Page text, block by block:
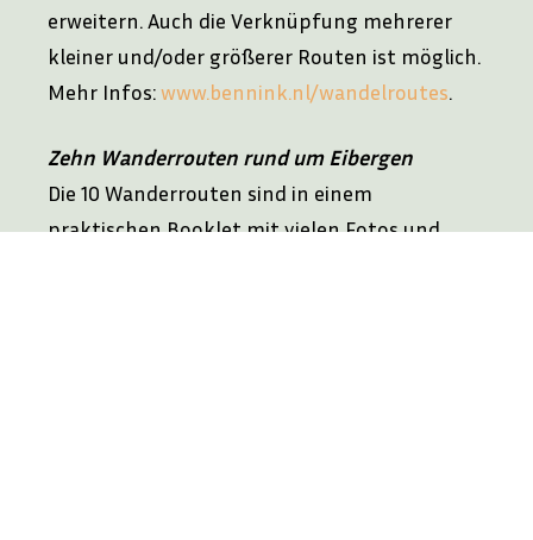
erweitern. Auch die Verknüpfung mehrerer
kleiner und/oder größerer Routen ist möglich.
Mehr Infos:www.bennink.nl/wandelroutes.
Zehn Wanderrouten rund um Eibergen
Die 10 Wanderrouten sind in einem
praktischen Booklet mit vielen Fotos und